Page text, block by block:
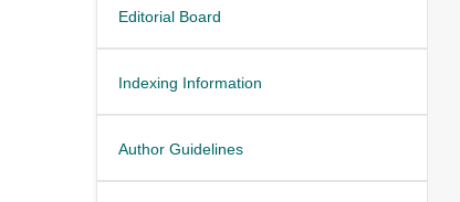
Editorial Board
Indexing Information
Author Guidelines